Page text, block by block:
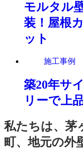
モルタル
装！屋根
ット
施工事例
築20年サ
リーで上
私たちは、茅
町、地元の外